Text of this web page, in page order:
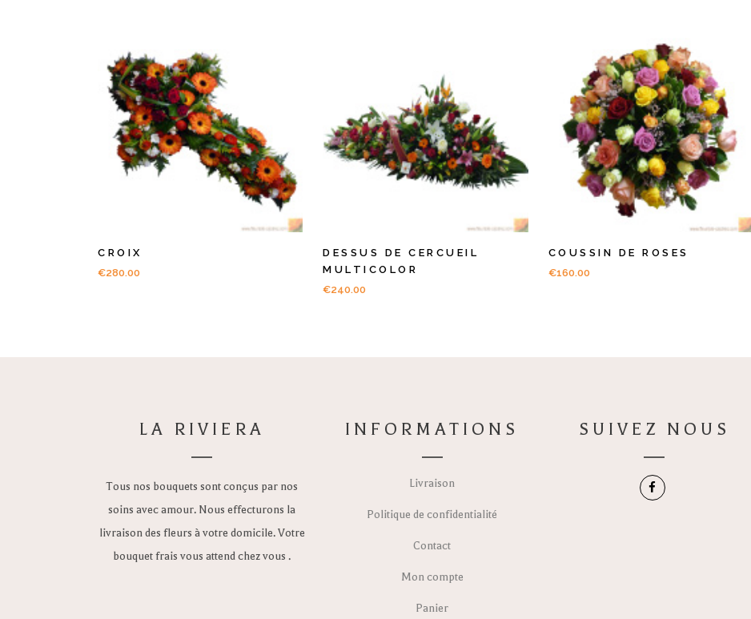
CROIX
€280.00
DESSUS DE CERCUEIL
MULTICOLOR
€240.00
COUSSIN DE ROSES
€160.00
LA RIVIERA
Tous nos bouquets sont conçus par nos
soins avec amour. Nous effecturons la
livraison des fleurs à votre domicile. Votre
bouquet frais vous attend chez vous .
INFORMATIONS
Livraison
Politique de confidentialité
Contact
Mon compte
Panier
SUIVEZ NOUS